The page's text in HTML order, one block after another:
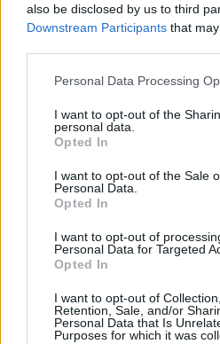
also be disclosed by us to third
Downstream Participants that
Please note that this website/app
not limited to your visit or usage
grant or deny consent to Google
use your data for below specified
consent section.
Personal Data Processing
I want to opt-out of the
personal data.
Opted In
I want to opt-out of the Sale
Personal Data.
Opted In
I want to opt-out of
Personal Data for Targeted
Opted In
I want to opt-out of
Retention, Sale, and/or
Personal Data that Is
Purposes for which it was
Continua a leggere